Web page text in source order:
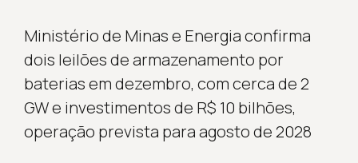
Ministério de Minas e Energia confirma
dois leilões de armazenamento por
baterias em dezembro, com cerca de 2
GW e investimentos de R$ 10 bilhões,
operação prevista para agosto de 2028